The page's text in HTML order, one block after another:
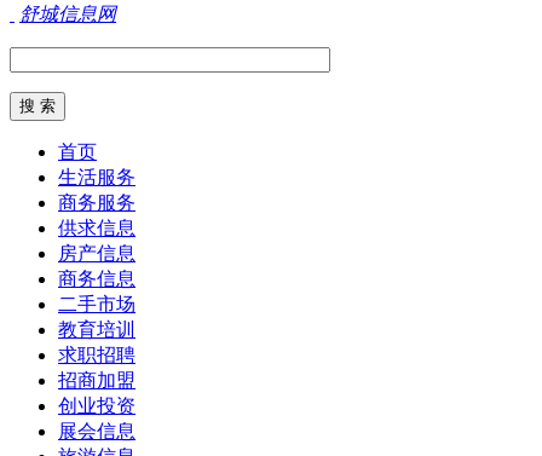
舒城信息网
首页
生活服务
商务服务
供求信息
房产信息
商务信息
二手市场
教育培训
求职招聘
招商加盟
创业投资
展会信息